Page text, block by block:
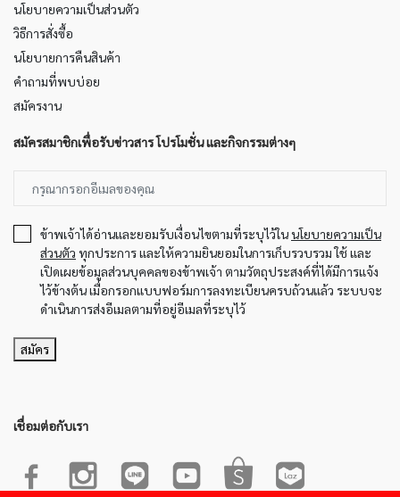
นโยบายความเป็นส่วนตัว
วิธีการสั่งซื้อ
นโยบายการคืนสินค้า
คำถามที่พบบ่อย
สมัครงาน
สมัครสมาชิกเพื่อรับข่าวสาร โปรโมชั่น และกิจกรรมต่างๆ
ข้าพเจ้าได้อ่านและยอมรับเงื่อนไขตามที่ระบุไว้ในนโยบายความเป็น
ส่วนตัว ทุกประการ และให้ความยินยอมในการเก็บรวบรวม ใช้ และ
เปิดเผยข้อมูลส่วนบุคคลของข้าพเจ้า ตามวัตถุประสงค์ที่ได้มีการแจ้ง
ไว้ข้างต้น เมื่อกรอกแบบฟอร์มการลงทะเบียนครบถ้วนแล้ว ระบบจะ
ดำเนินการส่งอีเมลตามที่อยู่อีเมลที่ระบุไว้
สมัคร
เชื่อมต่อกับเรา